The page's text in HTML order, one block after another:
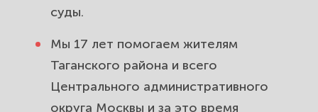
Трудовые споры с работодателем
для жителей Таганского района.
Вернём зарплату и восстановим
вас.
суды.
Мы 17 лет помогаем жителям
Таганского района и всего
Центрального административного
округа Москвы и за это время